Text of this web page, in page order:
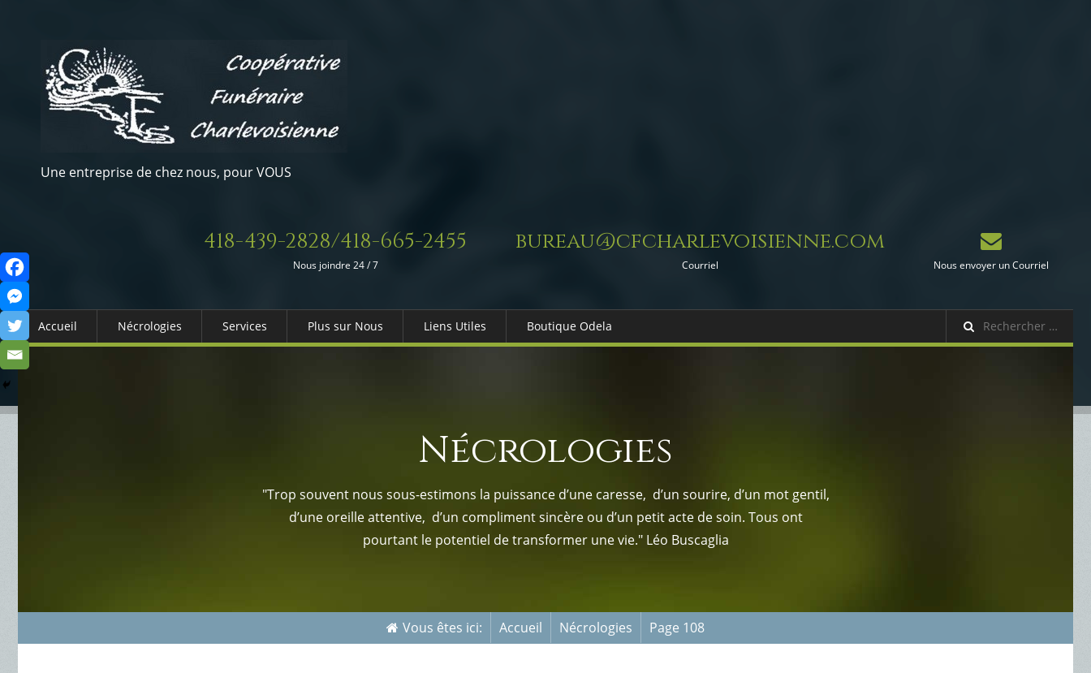
Une entreprise de chez nous, pour VOUS
418-439-2828/418-665-2455
Nous joindre 24 / 7
bureau@cfcharlevoisienne.com
Courriel Nous envoyer un Courriel
Accueil Nécrologies Services Plus sur Nous Liens Utiles
Fleuristes
Boutique Odela
Nécrologies
"Trop souvent nous sous-estimons la puissance d’une caresse, d’un sourire, d’un mot gentil,
d’une oreille attentive, d’un compliment sincère ou d’un petit acte de soin. Tous ont
pourtant le potentiel de transformer une vie." Léo Buscaglia
Vous êtes ici: Accueil Nécrologies Page 108